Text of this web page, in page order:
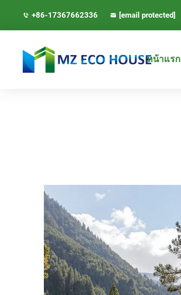
+86-17367662336 [email protected]
หน้าแรก